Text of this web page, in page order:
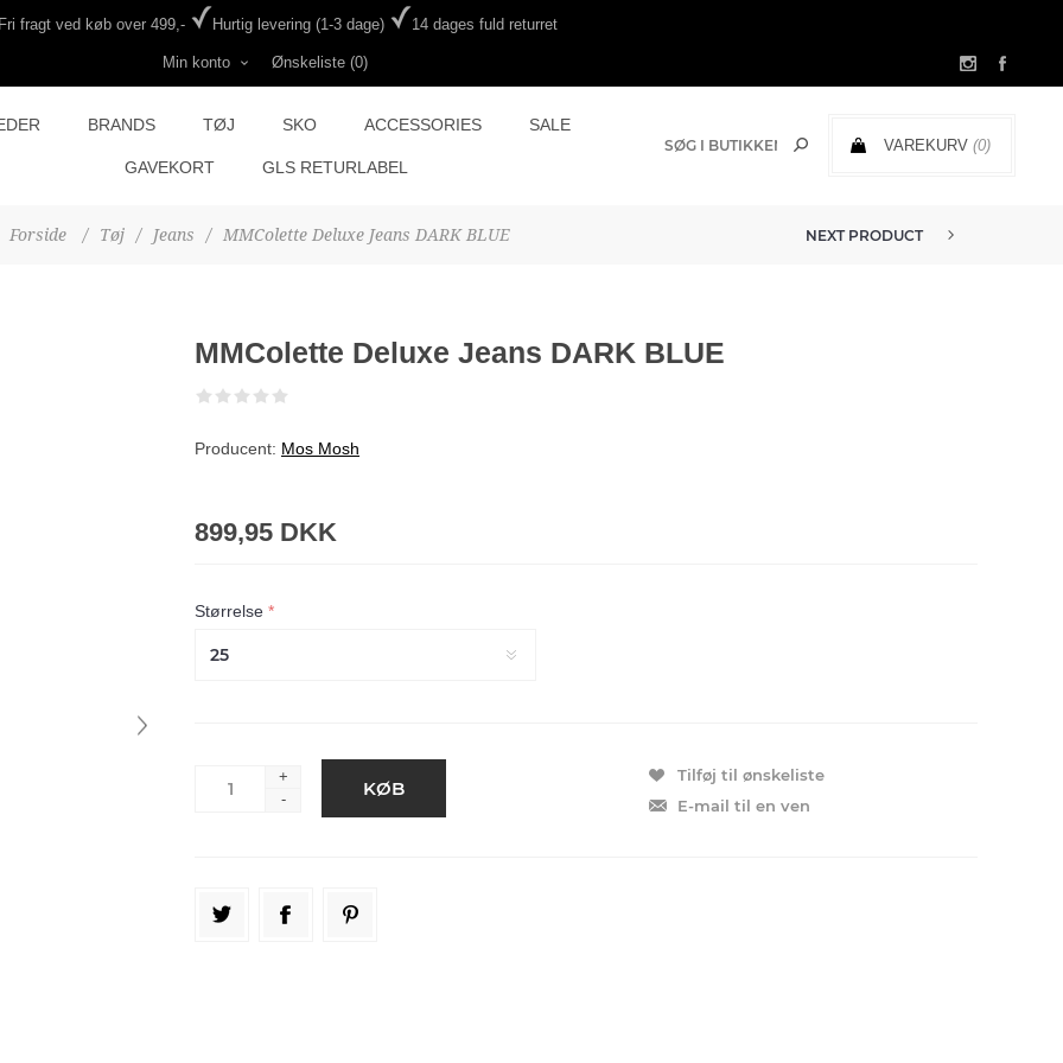
Fri fragt ved køb over 499,- Hurtig levering (1-3 dage) 14 dages fuld returret
Min konto Ønskeliste (0)
VAREKURV (0)
BRANDS TØJ SKO ACCESSORIES SALE
GAVEKORT GLS RETURLABEL
Forside / Tøj / Jeans / MMColette Deluxe Jeans DARK BLUE NEXT PRODUCT
MMColette Deluxe Jeans DARK BLUE
Producent: Mos Mosh
899,95 DKK
Størrelse *
+
-